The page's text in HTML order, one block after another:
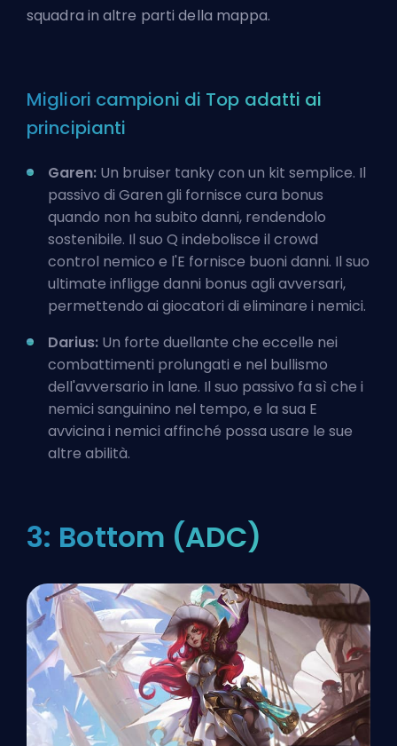
squadra in altre parti della mappa.
Migliori campioni di Top adatti ai
principianti
Garen: Un bruiser tanky con un kit semplice. Il
passivo di Garen gli fornisce cura bonus
quando non ha subito danni, rendendolo
sostenibile. Il suo Q indebolisce il crowd
control nemico e l'E fornisce buoni danni. Il suo
ultimate infligge danni bonus agli avversari,
permettendo ai giocatori di eliminare i nemici.
Darius: Un forte duellante che eccelle nei
combattimenti prolungati e nel bullismo
dell'avversario in lane. Il suo passivo fa sì che i
nemici sanguinino nel tempo, e la sua E
avvicina i nemici affinché possa usare le sue
altre abilità.
3: Bottom (ADC)